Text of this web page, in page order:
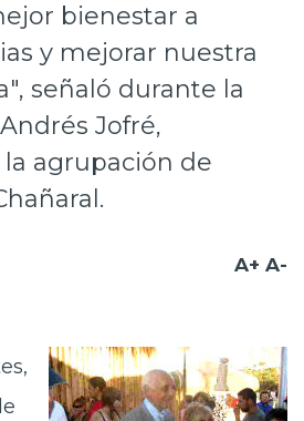
as
bienestar a
y mejorar nuestra
señaló durante la
Jofré,
agrupación de
A+ A-